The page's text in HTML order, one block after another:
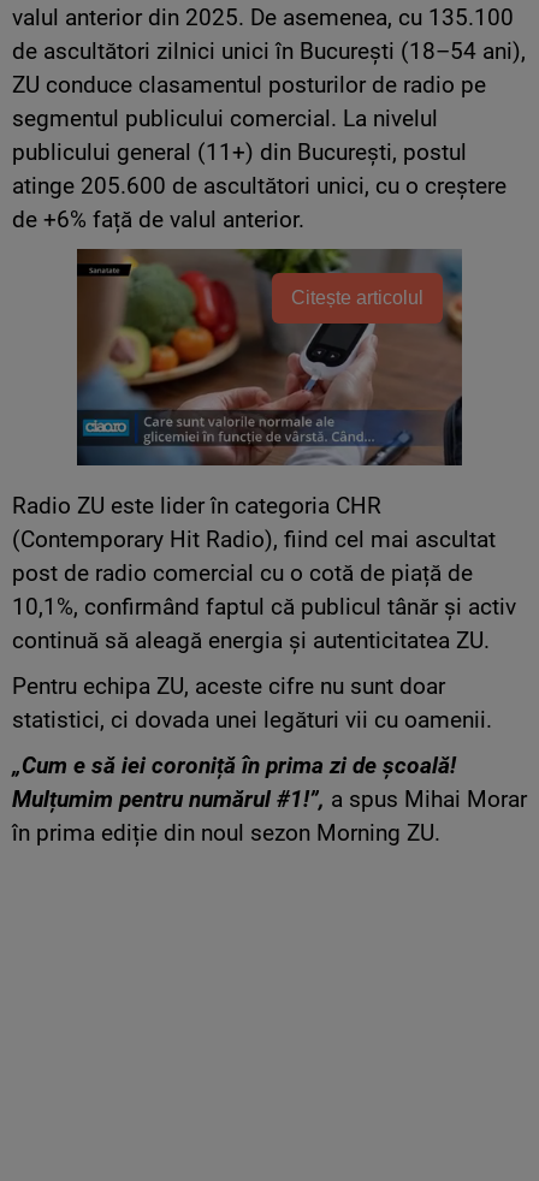
valul anterior din 2025. De asemenea, cu 135.100
de ascultători zilnici unici în București (18–54 ani),
ZU conduce clasamentul posturilor de radio pe
segmentul publicului comercial. La nivelul
publicului general (11+) din București, postul
atinge 205.600 de ascultători unici, cu o creștere
de +6% față de valul anterior.
Citește articolul
Radio ZU este lider în categoria CHR
(Contemporary Hit Radio), fiind cel mai ascultat
post de radio comercial cu o cotă de piață de
10,1%, confirmând faptul că publicul tânăr și activ
continuă să aleagă energia și autenticitatea ZU.
Pentru echipa ZU, aceste cifre nu sunt doar
statistici, ci dovada unei legături vii cu oamenii.
„Cum e să iei coroniță în prima zi de școală!
Mulțumim pentru numărul #1!”, a spus Mihai Morar
în prima ediție din noul sezon Morning ZU.